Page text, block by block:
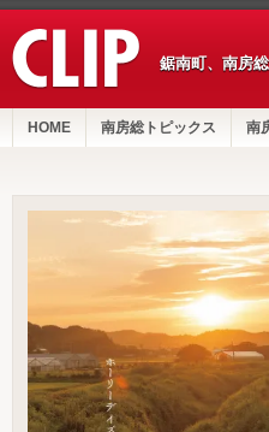
鋸南町、南房
HOME 南房総トピックス 南